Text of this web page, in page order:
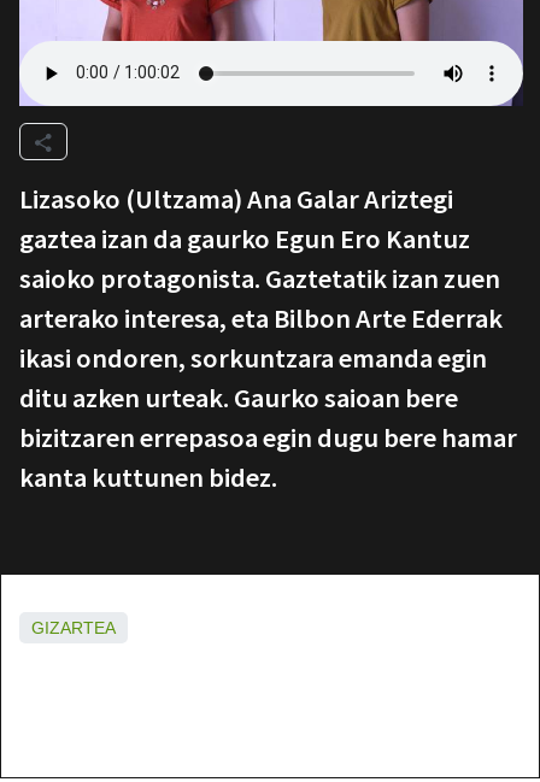
Lizasoko (Ultzama) Ana Galar Ariztegi
gaztea izan da gaurko Egun Ero Kantuz
saioko protagonista. Gaztetatik izan zuen
arterako interesa, eta Bilbon Arte Ederrak
ikasi ondoren, sorkuntzara emanda egin
ditu azken urteak. Gaurko saioan bere
bizitzaren errepasoa egin dugu bere hamar
kanta kuttunen bidez.
GIZARTEA